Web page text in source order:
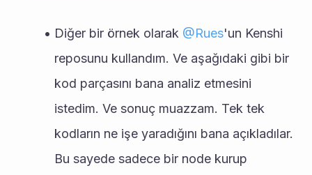
Diğer bir örnek olarak @Rues'un Kenshi
reposunu kullandım. Ve aşağıdaki gibi bir
kod parçasını bana analiz etmesini
istedim. Ve sonuç muazzam. Tek tek
kodların ne işe yaradığını bana açıkladılar.
Bu sayede sadece bir node kurup